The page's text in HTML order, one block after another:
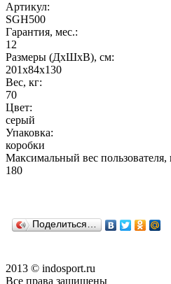
Артикул:
SGH500
Гарантия, мес.:
12
Размеры (ДхШхВ), см:
201х84х130
Вес, кг:
70
Цвет:
серый
Упаковка:
коробки
Максимальный вес пользователя,
180
Поделиться…
2013 © indosport.ru
Все права защищены